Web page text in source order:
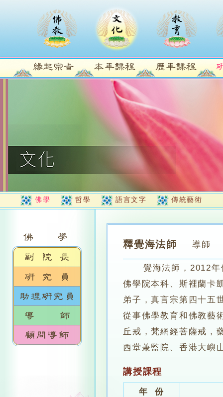
佛學 哲學 語言文字 傳統藝術
釋覺海法師 導師
覺海法師，2012年依
佛學院本科、斯裡蘭卡
弟子，真言宗第四十五
從事佛學教育和佛教藝
丘戒，梵網經菩薩戒，
西堂兼監院、香港大嶼
講授課程
年 份